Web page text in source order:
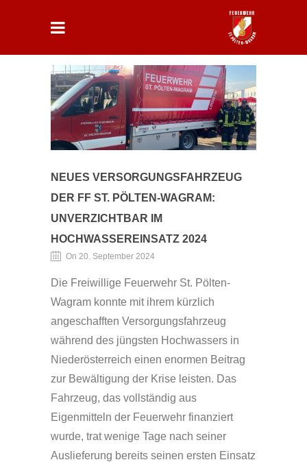
NEUES VERSORGUNGSFAHRZEUG
DER FF ST. PÖLTEN-WAGRAM:
UNVERZICHTBAR IM
HOCHWASSEREINSATZ 2024
On 20. September 2024
Die Freiwillige Feuerwehr St. Pölten-
Wagram konnte mit ihrem kürzlich
angeschafften Versorgungsfahrzeug
während des jüngsten Hochwassers in
Niederösterreich einen enormen Beitrag
zur Bewältigung der Krise leisten. Das
Fahrzeug, das vollständig aus
Eigenmitteln der Feuerwehr finanziert
wurde, trat wenige Tage nach seiner
Auslieferung bereits seinen ersten Einsatz